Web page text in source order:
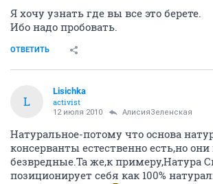
Я хочу узнать где вы все это берете.
Ибо надо пробовать.
ОТВЕТИТЬ
L
Lisichka
activist
12 июля 2010 АлисияЗеленская
Натуральное-потому что основа
консерванты естественно есть,но
безвредные.Та же,к примеру,Натура
позиционирует себя как 100%